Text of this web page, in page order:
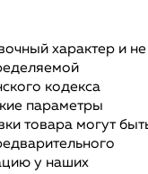
характер и не
кодекса
параметры
товара могут
у наших